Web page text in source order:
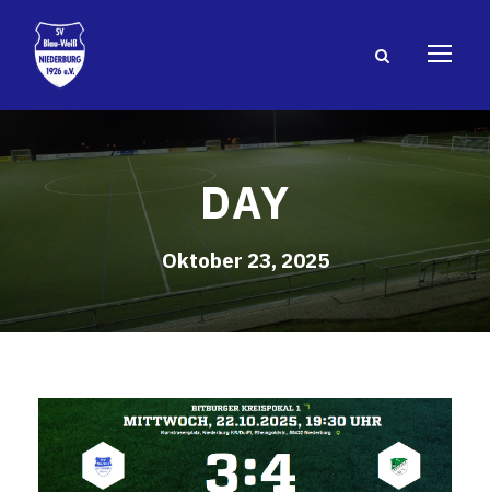
DAY
Oktober 23, 2025